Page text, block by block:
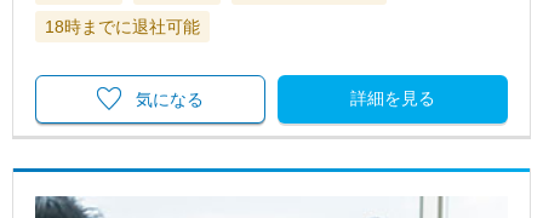
18時までに退社可能
詳細を見る
気になる